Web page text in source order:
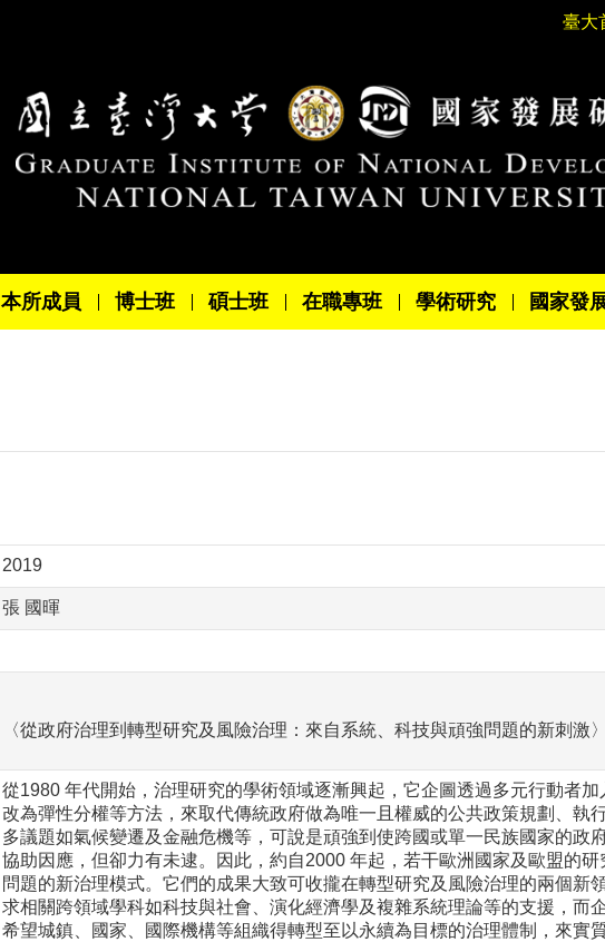
臺大
本所成員 博士班 碩士班 在職專班 學術研究 國家發
2019
張 國暉
〈從政府治理到轉型研究及風險治理：來自系統、科技與頑強問題的新刺激〉
從1980 年代開始，治理研究的學術領域逐漸興起，它企圖透過多元行動者
改為彈性分權等方法，來取代傳統政府做為唯一且權威的公共政策規劃、執
多議題如氣候變遷及金融危機等，可說是頑強到使跨國或單一民族國家的政
協助因應，但卻力有未逮。因此，約自2000 年起，若干歐洲國家及歐盟的
問題的新治理模式。它們的成果大致可收攏在轉型研究及風險治理的兩個新
求相關跨領域學科如科技與社會、演化經濟學及複雜系統理論等的支援，而
希望城鎮、國家、國際機構等組織得轉型至以永續為目標的治理體制，來實